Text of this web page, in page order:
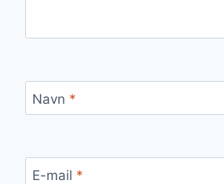
Navn *
E-mail *